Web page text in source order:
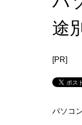
途
[PR]
パソコ